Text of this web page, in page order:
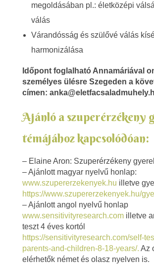
megoldásában pl.: életközépi
válás
Várandósság és szülővé válás
harmonizálása
Időpont foglalható Annamáriával
személyes ülésre Szegeden a
címen:
Ajánló a szuperérzékeny
témájához kapcsolódóan:
– Elaine Aron: Szuperérzékeny
– Ajánlott magyar nyelvű honlap:
www.szupererzekenyek.hu illetve
https://www.szupererzekenyek.hu/
– Ajánlott angol nyelvű honlap
www.sensitivityresearch.com illetve
teszt 4 éves kortól
https://sensitivityresearch.com/self-
parents-and-children-8-18-years/. Az
elérhetők német és olasz nyelven is.